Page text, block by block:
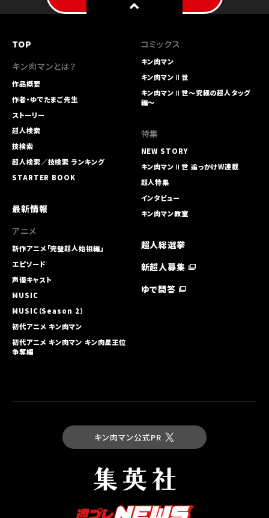
キン肉マン 第93巻
TOP
キン肉マンとは？
作品概要
作者・ゆでたまご先生
ストーリー
超人検索
技検索
超人検索／技検索 ランキング
STARTER BOOK
最新情報
アニメ
新作アニメ「完璧超人始祖編」
エピソード
声優キャスト
MUSIC
MUSIC（Season 2）
初代アニメ キン⾁マン
初代アニメ キン⾁マン キン⾁星王位
争奪編
コミックス
キン肉マン
キン肉マンⅡ世
キン肉マンⅡ世～究極の超人タッグ
編～
特集
NEW STORY
キン肉マンⅡ世 追っかけW連載
超人特集
インタビュー
キン肉マン教室
超人総選挙
新超人募集
ゆで問答
キン肉マン公式PR